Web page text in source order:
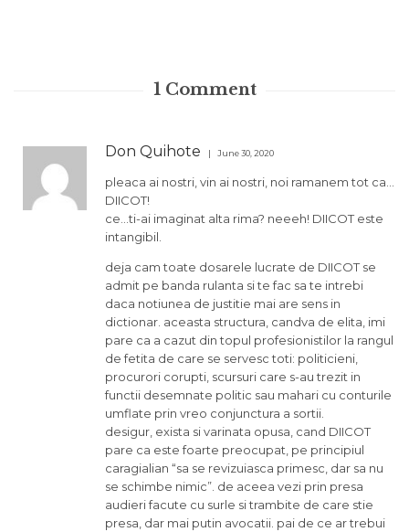
1 Comment
Don Quihote June 30, 2020
pleaca ai nostri, vin ai nostri, noi ramanem tot ca…
DIICOT!
ce…ti-ai imaginat alta rima? neeeh! DIICOT este
intangibil.
deja cam toate dosarele lucrate de DIICOT se
admit pe banda rulanta si te fac sa te intrebi
daca notiunea de justitie mai are sens in
dictionar. aceasta structura, candva de elita, imi
pare ca a cazut din topul profesionistilor la rangul
de fetita de care se servesc toti: politicieni,
procurori corupti, scursuri care s-au trezit in
functii desemnate politic sau mahari cu conturile
umflate prin vreo conjunctura a sortii.
desigur, exista si varinata opusa, cand DIICOT
pare ca este foarte preocupat, pe principiul
caragialian “sa se revizuiasca primesc, dar sa nu
se schimbe nimic”. de aceea vezi prin presa
audieri facute cu surle si trambite de care stie
presa, dar mai putin avocatii. pai de ce ar trebui